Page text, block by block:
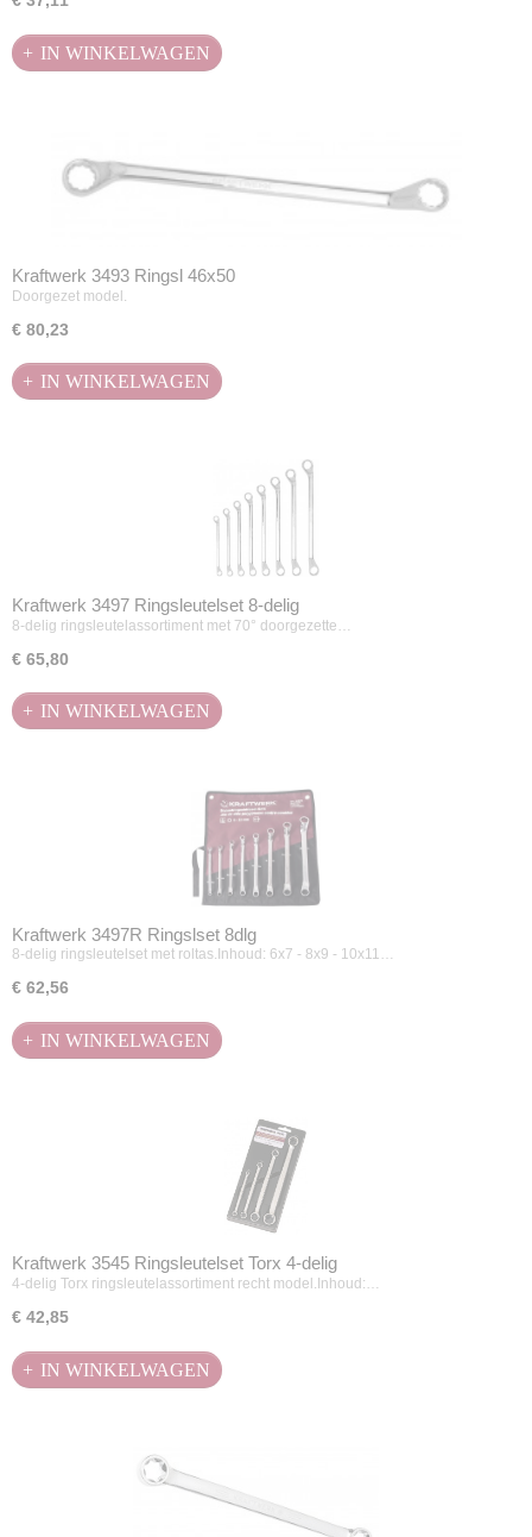
IN WINKELWAGEN
Kraftwerk 3493 Ringsl 46x50
Doorgezet model.
€ 80,23
IN WINKELWAGEN
Kraftwerk 3497 Ringsleutelset 8-delig
8-delig ringsleutelassortiment met 70° doorgezette…
€ 65,80
IN WINKELWAGEN
Kraftwerk 3497R Ringslset 8dlg
8-delig ringsleutelset met roltas.Inhoud: 6x7 - 8x9 - 10x11…
€ 62,56
IN WINKELWAGEN
Kraftwerk 3545 Ringsleutelset Torx 4-delig
4-delig Torx ringsleutelassortiment recht model.Inhoud:…
€ 42,85
IN WINKELWAGEN